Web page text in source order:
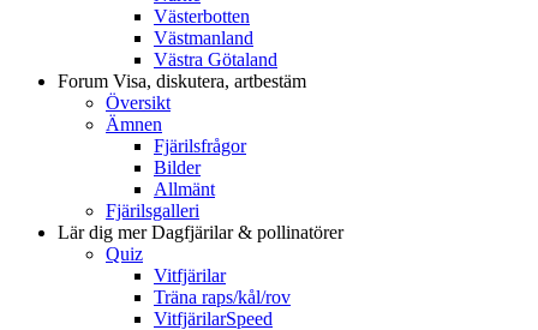
Västerbotten
Västmanland
Västra Götaland
Forum Visa, diskutera, artbestäm
Översikt
Ämnen
Fjärilsfrågor
Bilder
Allmänt
Fjärilsgalleri
Lär dig merDagfjärilar & pollinatörer
Quiz
Vitfjärilar
Träna raps/kål/rov
VitfjärilarSpeed